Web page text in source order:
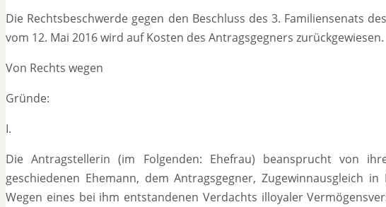
Die Rechtsbeschwerde gegen den Beschluss des 3. Familiensenats
vom 12. Mai 2016 wird auf Kosten des Antragsgegners zurückgewiesen.
Von Rechts wegen
Gründe:
I.
Die Antragstellerin (im Folgenden: Ehefrau) beansprucht von
geschiedenen Ehemann, dem Antragsgegner, Zugewinnausgleich
Wegen eines bei ihm entstandenen Verdachts illoyaler